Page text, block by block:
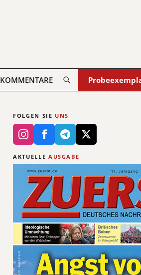
KOMMENTARE
FOLGEN SIE UNS
AKTUELLE AUSGABE